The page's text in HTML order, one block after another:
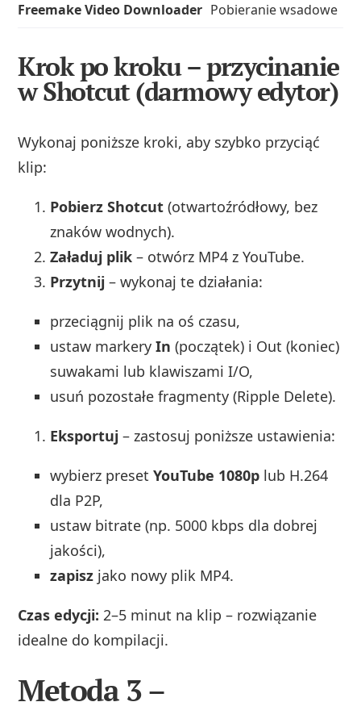
Freemake Video Downloader Pobieranie wsadowe
Krok po kroku – przycinanie
w Shotcut (darmowy edytor)
Wykonaj poniższe kroki, aby szybko przyciąć
klip:
Pobierz Shotcut (otwartoźródłowy, bez
znaków wodnych).
Załaduj plik – otwórz MP4 z YouTube.
Przytnij – wykonaj te działania:
przeciągnij plik na oś czasu,
ustaw markeryIn (początek) i Out (koniec)
suwakami lub klawiszami I/O,
usuń pozostałe fragmenty (Ripple Delete).
Eksportuj – zastosuj poniższe ustawienia:
wybierz presetYouTube 1080p lub H.264
dla P2P,
ustaw bitrate (np. 5000 kbps dla dobrej
jakości),
zapisz jako nowy plik MP4.
Czas edycji: 2–5 minut na klip – rozwiązanie
idealne do kompilacji.
Metoda 3 –